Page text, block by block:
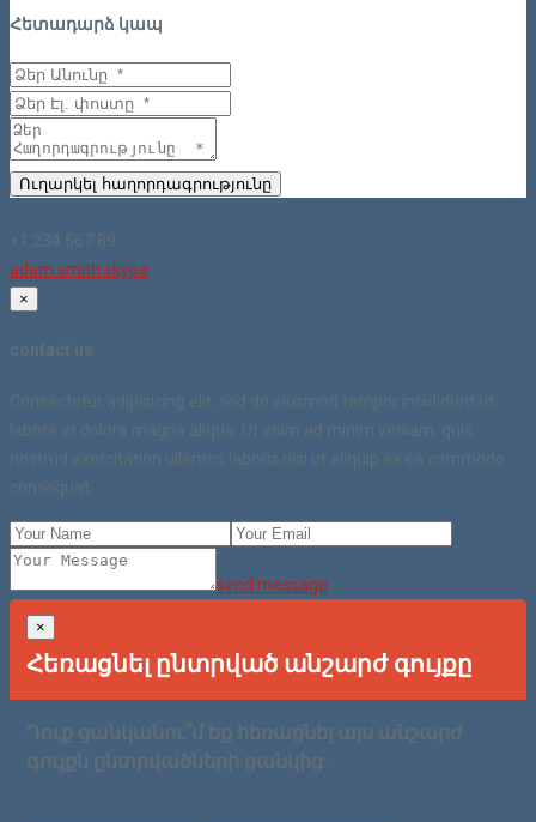
Հետադարձ կապ
Ուղարկել հաղորդագրությունը
+1 234 567 89
adam.smith.skype
×
contact us
Consectetur adipisicing elit, sed do eiusmod tempor incididunt ut
labore et dolore magna aliqua. Ut enim ad minim veniam, quis
nostrud exercitation ullamco laboris nisi ut aliquip ex ea commodo
consequat.
send message
×
Հեռացնել ընտրված անշարժ գույքը
Դուք ցանկանու՞մ եք հեռացնել այս անշարժ
գույքն ընտրվածների ցանկից: